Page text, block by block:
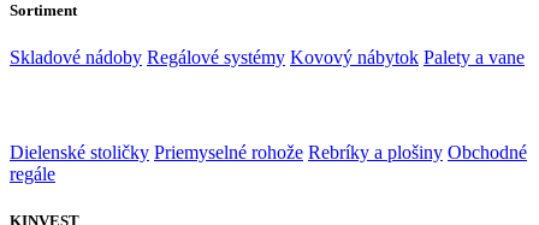
Sortiment
Skladové nádoby Regálové systémy Kovový nábytok Palety a vane
Dielenské stoličky Priemyselné rohože Rebríky a plošiny Obchodné
regále
KINVEST